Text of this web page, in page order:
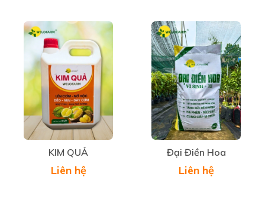
- Giải độc hữu cơ, phèn, hạn mặn, ngộ độc hóa chất
nông dược, bị nấm bệnh tấn công.
- Kích thích cây đẻ nhánh, nhiều nhánh, tăng chồi
hữu hiệu, mập chồi, bật đọt, cứng cây với bề mặt lá
- Kích thích cây phát triển mạnh bộ rễ, dày lá, bóng
KIM QUẢ
Liên hệ
Đại Điền Hoa
Liên hệ